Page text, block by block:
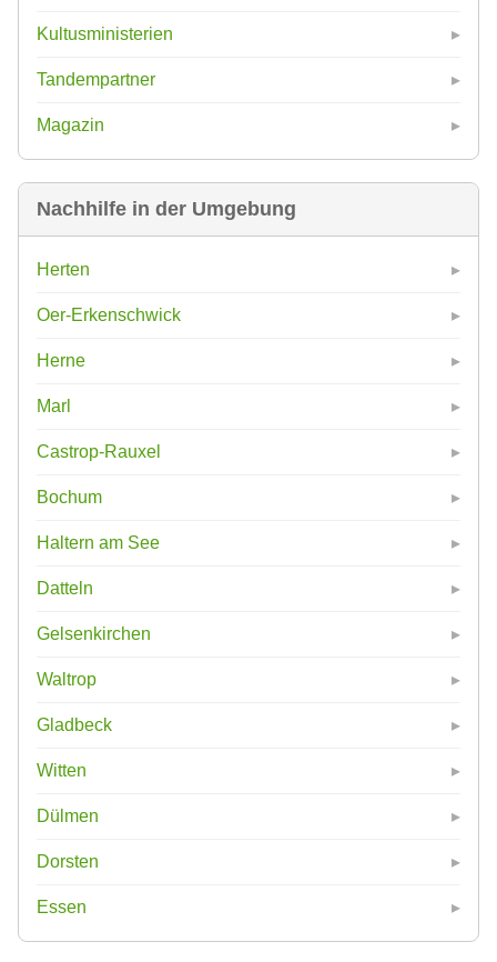
Kultusministerien
Tandempartner
Magazin
Nachhilfe in der Umgebung
Herten
Oer-Erkenschwick
Herne
Marl
Castrop-Rauxel
Bochum
Haltern am See
Datteln
Gelsenkirchen
Waltrop
Gladbeck
Witten
Dülmen
Dorsten
Essen